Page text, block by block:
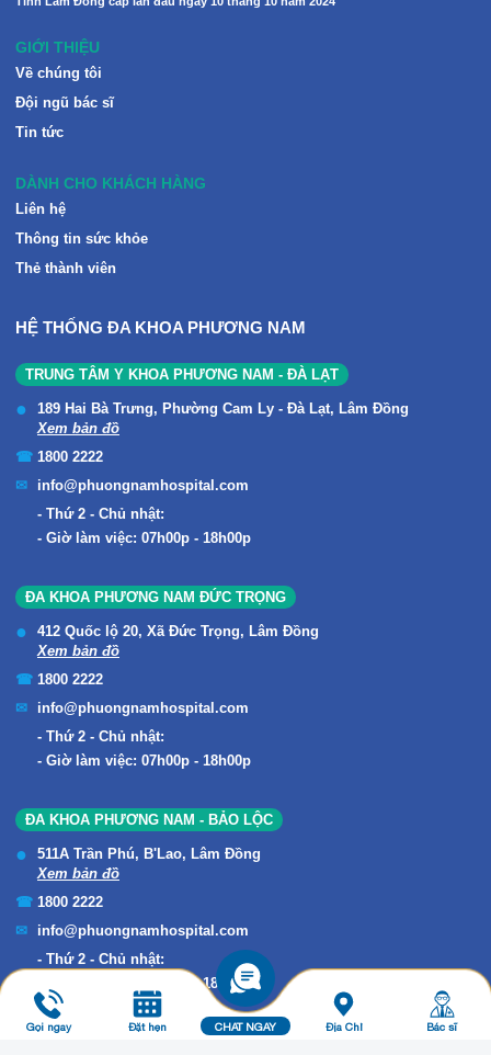
GIỚI THIỆU
Về chúng tôi
Đội ngũ bác sĩ
Tin tức
DÀNH CHO KHÁCH HÀNG
Liên hệ
Thông tin sức khỏe
Thẻ thành viên
HỆ THỐNG ĐA KHOA PHƯƠNG NAM
TRUNG TÂM Y KHOA PHƯƠNG NAM - ĐÀ LẠT
189 Hai Bà Trưng, Phường Cam Ly - Đà Lạt, Lâm Đồng
Xem bản đồ
1800 2222
info@phuongnamhospital.com
Thứ 2 - Chủ nhật:
Giờ làm việc: 07h00p - 18h00p
ĐA KHOA PHƯƠNG NAM ĐỨC TRỌNG
412 Quốc lộ 20, Xã Đức Trọng, Lâm Đồng
Xem bản đồ
1800 2222
info@phuongnamhospital.com
Thứ 2 - Chủ nhật:
Giờ làm việc: 07h00p - 18h00p
ĐA KHOA PHƯƠNG NAM - BẢO LỘC
511A Trần Phú, B'Lao, Lâm Đồng
Xem bản đồ
1800 2222
info@phuongnamhospital.com
Thứ 2 - Chủ nhật:
Giờ làm việc: 07h00p - 18h00p
Gọi ngay Đặt hẹn CHAT NGAY Địa Chỉ Bác sĩ